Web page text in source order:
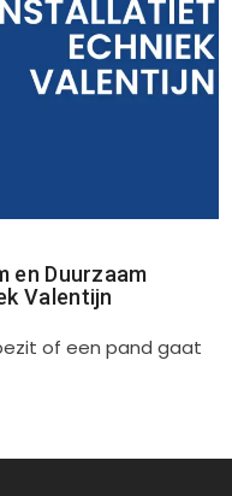
en Duurzaam
Valentijn
of een pand gaat